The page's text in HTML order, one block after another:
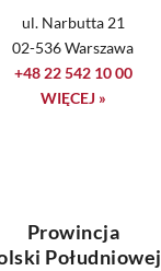
ul. Narbutta 21
02-536 Warszawa
+48 22 542 10 00
WIĘCEJ »
Prowincja
Południowej